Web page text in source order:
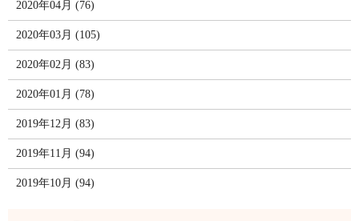
2020年04月 (76)
2020年03月 (105)
2020年02月 (83)
2020年01月 (78)
2019年12月 (83)
2019年11月 (94)
2019年10月 (94)